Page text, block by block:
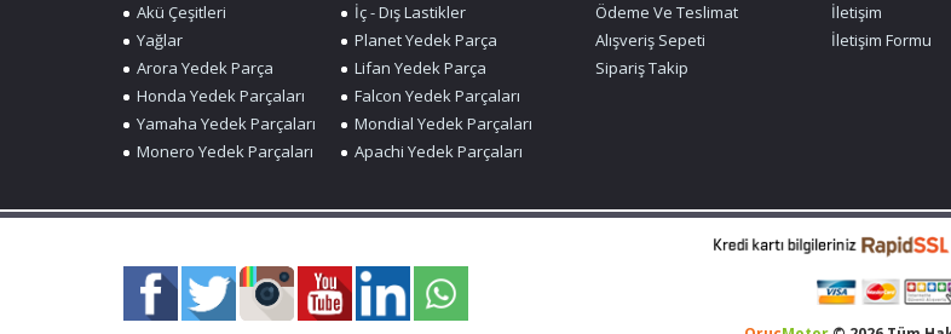
Akü Çeşitleri
İç - Dış Lastikler
Yağlar
Planet Yedek Parça
Arora Yedek Parça
Lifan Yedek Parça
Honda Yedek Parçaları
Falcon Yedek Parçaları
Yamaha Yedek Parçaları
Mondial Yedek Parçaları
Monero Yedek Parçaları
Apachi Yedek Parçaları
Ödeme Ve Teslimat
Alışveriş Sepeti
Sipariş Takip
İletişim
İletişim Formu